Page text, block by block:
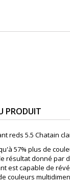
PRODUIT
reds 5.5 Chatain
57% plus de
résultat donné par
est capable de
couleurs